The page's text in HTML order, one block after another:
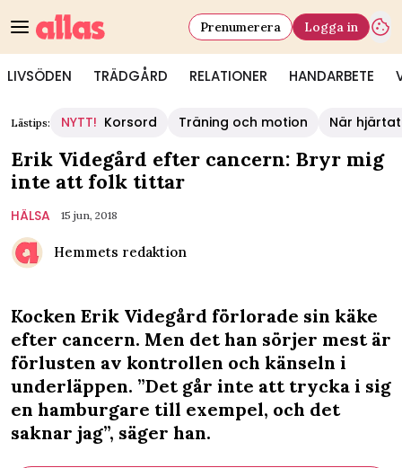
LIVSÖDEN TRÄDGÅRD RELATIONER HANDARBETE
Prenumerera Logga in
Lästips: NYTT! Korsord Träning och motion När
Erik Videgård efter cancern: Bryr mig
inte att folk tittar
HÄLSA 15 jun, 2018
Hemmets redaktion
Kocken Erik Videgård förlorade sin käke
efter cancern. Men det han sörjer mest är
förlusten av kontrollen och känseln i
underläppen. ”Det går inte att trycka i sig
en hamburgare till exempel, och det
saknar jag”, säger han.